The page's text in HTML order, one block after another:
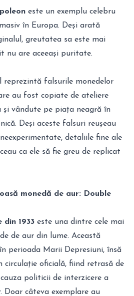
este un exemplu celebru
în Europa. Deși arată
greutatea sa este mai
nu are aceeași puritate.
falsurile monedelor
au fost copiate de ateliere
și vândute pe piața neagră în
Deși aceste falsuri reușeau
detaliile fine ale
ca ele să fie greu de replicat
monedă de aur: Double
din 1933 este una dintre cele mai
de aur din lume. Această
perioada Marii Depresiuni, însă
oficială, fiind retrasă de
politicii de interzicere a
Doar câteva exemplare au